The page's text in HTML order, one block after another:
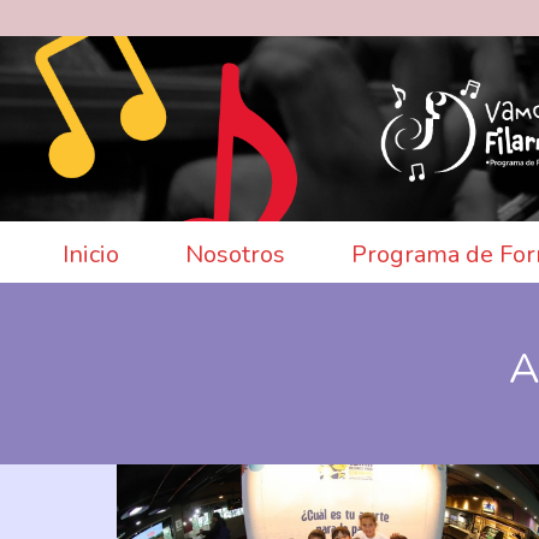
Inicio Nosotros Programa de